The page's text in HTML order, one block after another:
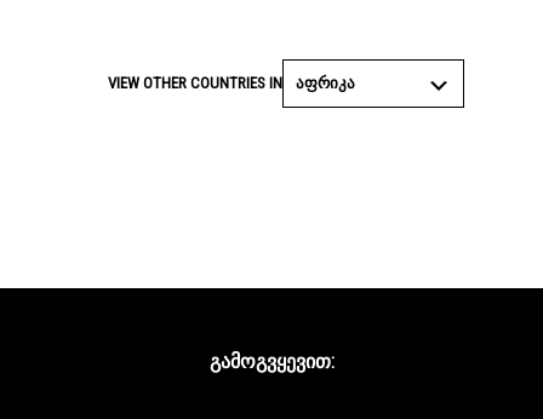
VIEW OTHER COUNTRIES IN ᲐᲤᲠᲘᲙᲐ
ᲒᲐᲛᲝᲒᲕᲧᲔᲕᲘᲗ: